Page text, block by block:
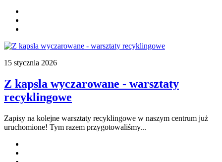
15 stycznia 2026
Z kapsla wyczarowane - warsztaty
recyklingowe
Zapisy na kolejne warsztaty recyklingowe w naszym centrum już
uruchomione! Tym razem przygotowaliśmy...